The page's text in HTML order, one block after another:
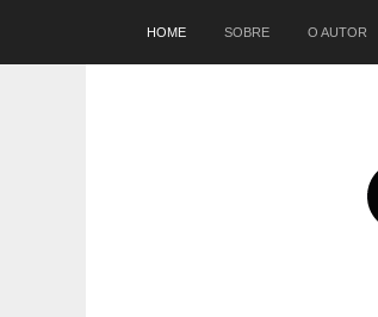
HOME SOBRE O AUTOR